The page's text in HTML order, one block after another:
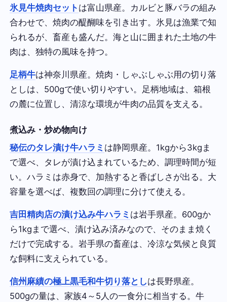
氷見牛焼肉セット は富山県産。カルビと豚バラの組み
合わせで、焼肉の醍醐味を引き出す。氷見は漁業で知
られるが、畜産も盛んだ。海と山に囲まれた土地の牛
肉は、独特の風味を持つ。
足柄牛は神奈川県産。焼肉・しゃぶしゃぶ用の切り落
としは、500gで使い切りやすい。足柄地域は、箱根
の麓に位置し、清涼な環境が牛肉の品質を支える。
煮込み・炒め物向け
秘伝のタレ漬け牛ハラミ は静岡県産。1kgから3kgま
で選べ、タレが漬け込まれているため、調理時間が短
い。ハラミは赤身で、加熱すると香ばしさが出る。大
容量を選べば、複数回の調理に分けて使える。
吉田精肉店の漬け込み牛ハラミ は岩手県産。600gか
ら1kgまで選べ、漬け込み済みなので、そのまま焼く
だけで完成する。岩手県の畜産は、冷涼な気候と良質
な飼料に支えられている。
信州麻績の極上黒毛和牛切り落としは長野県産。
500gの量は、家族4～5人の一食分に相当する。牛